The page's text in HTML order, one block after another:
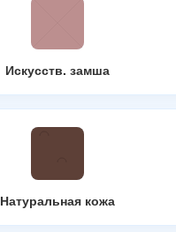
Искусств. замша
Натуральная кожа